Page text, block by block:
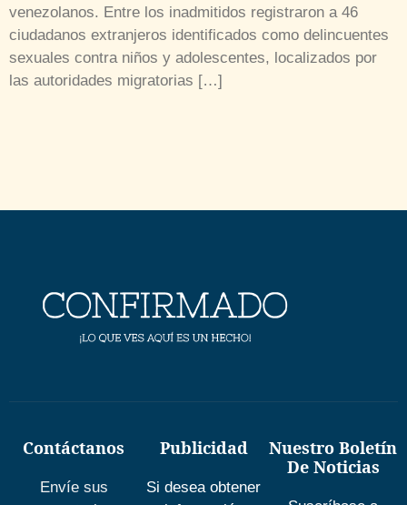
venezolanos. Entre los inadmitidos registraron a 46
ciudadanos extranjeros identificados como delincuentes
sexuales contra niños y adolescentes, localizados por
las autoridades migratorias […]
Contáctanos
Envíe sus
Publicidad
Si desea obtener
Nuestro Boletín
De Noticias